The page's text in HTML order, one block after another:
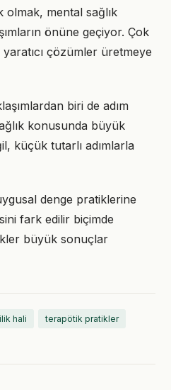
olmak, mental sağlık
önüne geçiyor. Çok
çözümler üretmeye
biri de adım
konusunda büyük
küçük tutarlı adımlarla
denge pratiklerine
fark edilir biçimde
büyük sonuçlar
hali terapötik pratikler